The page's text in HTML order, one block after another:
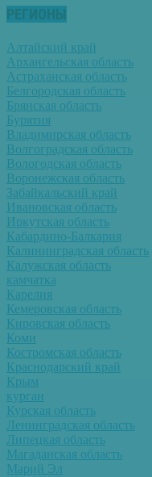
РЕГИОНЫ
Алтайский край
Архангельская область
Астраханская область
Белгородская область
Брянская область
Бурятия
Владимирская область
Волгоградская область
Вологодская область
Воронежская область
Забайкальский край
Ивановская область
Иркутская область
Кабардино-Балкария
Калининградская область
Калужская область
камчатка
Карелия
Кемеровская область
Кировская область
Коми
Костромская область
Краснодарский край
Крым
курган
Курская область
Ленинградская область
Липецкая область
Магаданская область
Марий Эл